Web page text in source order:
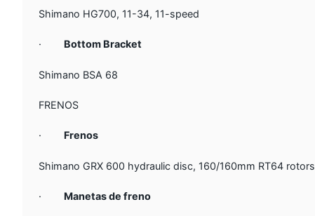
Shimano HG700, 11-34, 11-speed
· Bottom Bracket
Shimano BSA 68
FRENOS
· Frenos
Shimano GRX 600 hydraulic disc, 160/160mm RT64 rotors
· Manetas de freno